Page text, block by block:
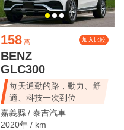
158 萬 加入比較
BENZ
GLC300
每天通勤的路，動力、舒
適、科技一次到位
嘉義縣 / 泰吉汽車
2020年 / km